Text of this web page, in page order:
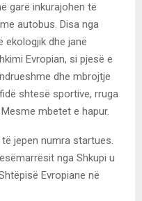
garë inkurajohen të
autobus. Disa nga
ekologjik dhe janë
Evropian, si pjesë e
dhe mbrojtje
shtesë sportive, rruga
mbetet e hapur.
jepen numra startues.
nga Shkupi u
Evropiane në